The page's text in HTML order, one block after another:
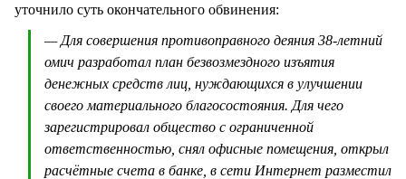
уточнило суть окончательного обвинения:
— Для совершения противоправного деяния 38-летний
омич разработал план безвозмездного изъятия
денежных средств лиц, нуждающихся в улучшении
своего материального благосостояния. Для чего
зарегистрировал общество с ограниченной
ответственностью, снял офисные помещения, открыл
расчётные счета в банке, в сети Интернет разместил